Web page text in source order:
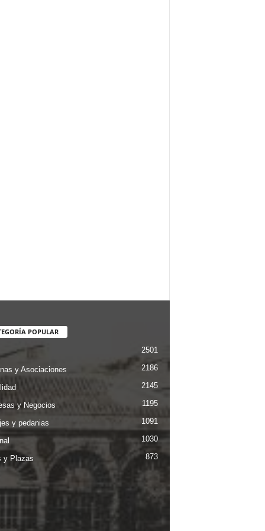
POPULAR
2501
y Asociaciones 2186
2145
y Negocios 1195
y pedanias 1091
1030
y Plazas 873